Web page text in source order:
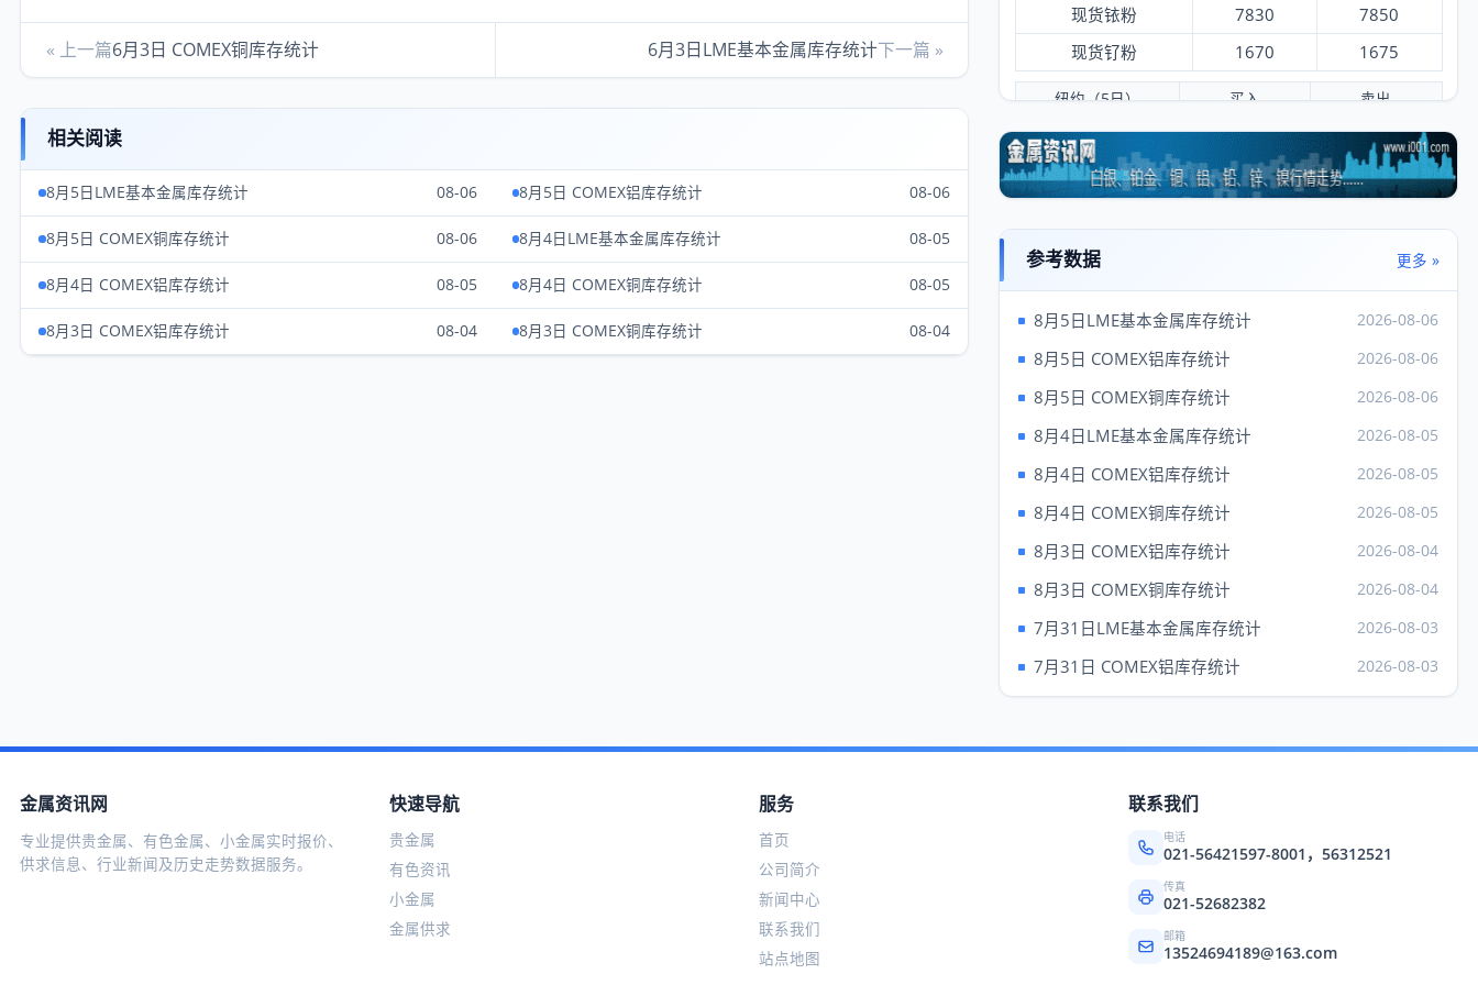
« 上一篇6月3日 COMEX铜库存统计 6月3日LME基本金属库存统计下一篇 »
相关阅读
8月5日LME基本金属库存统计 08-06 8月5日 COMEX铝库存统计 08-06
8月5日 COMEX铜库存统计 08-06 8月4日LME基本金属库存统计 08-05
8月4日 COMEX铝库存统计 08-05 8月4日 COMEX铜库存统计 08-05
8月3日 COMEX铝库存统计 08-04 8月3日 COMEX铜库存统计 08-04
现货铱粉 7830
7850
现货钌粉
1670 1675
纽约（5日） 买入 卖出
黄金 4275.70
4277.70
白银
62.14
62.39
钯
8150.00 9150.00
上海黄金 元/克（6日）
品种 Au99.95 Au99.99
成交 928.90
928.90
最低
917.01
906.01
---
435.96
参考数据 更多 »
8月5日LME基本金属库存统计 2026-08-06
8月5日 COMEX铝库存统计 2026-08-06
8月5日 COMEX铜库存统计 2026-08-06
8月4日LME基本金属库存统计 2026-08-05
8月4日 COMEX铝库存统计 2026-08-05
8月4日 COMEX铜库存统计 2026-08-05
8月3日 COMEX铝库存统计 2026-08-04
8月3日 COMEX铜库存统计 2026-08-04
7月31日LME基本金属库存统计 2026-08-03
7月31日 COMEX铝库存统计 2026-08-03
金属资讯网
专业提供贵金属、有色金属、小金属实时报价、
供求信息、行业新闻及历史走势数据服务。
快速导航
贵金属
有色资讯
小金属
金属供求
服务
首页
公司简介
新闻中心
联系我们
站点地图
联系我们
电话
021-56421597-8001，56312521
传真
021-52682382
邮箱
13524694189@163.com